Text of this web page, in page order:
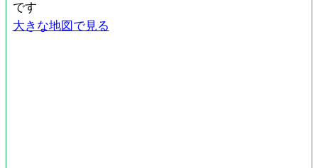
です
大きな地図で見る